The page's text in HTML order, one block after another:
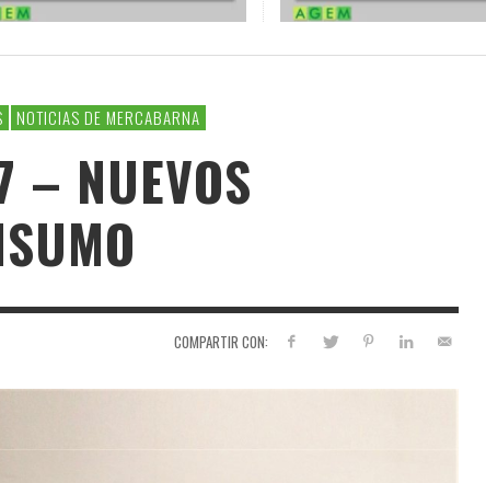
NOTICIAS DE MERCABARNA
– NUEVOS
COMPARTIR CON: